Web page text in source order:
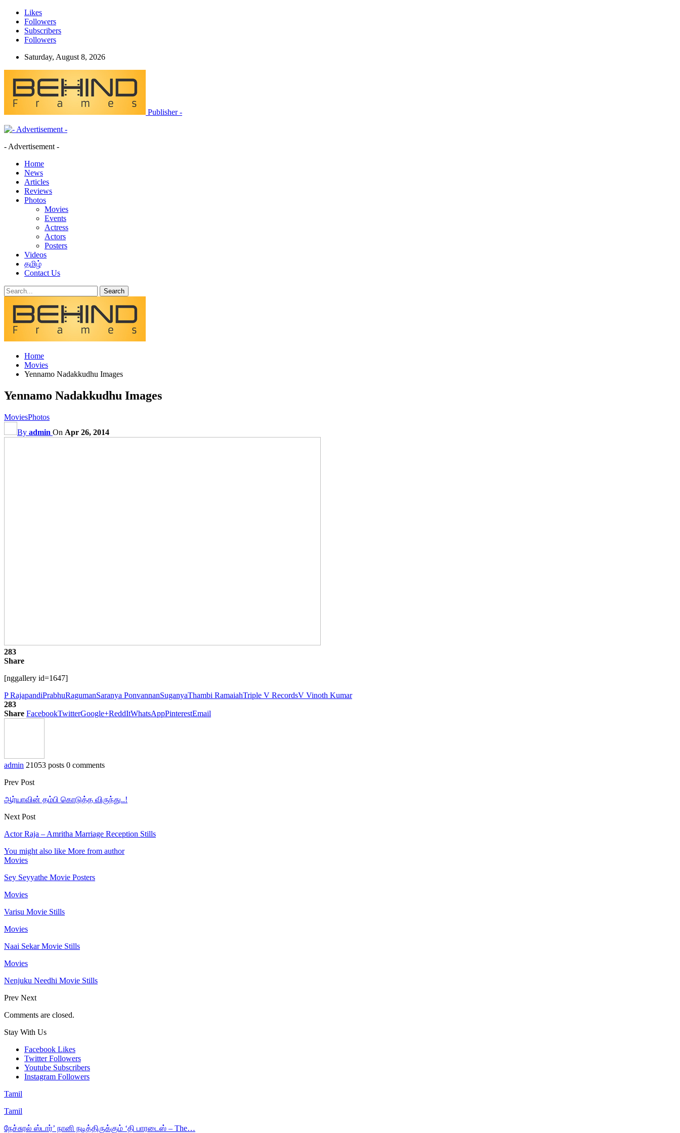
Likes
Followers
Subscribers
Followers
Saturday, August 8, 2026
Publisher -
- Advertisement -
Home
News
Articles
Reviews
Photos
Movies
Events
Actress
Actors
Posters
Videos
தமிழ்
Contact Us
Home
Movies
Yennamo Nadakkudhu Images
Yennamo Nadakkudhu Images
MoviesPhotos
By admin On Apr 26, 2014
283
Share
[nggallery id=1647]
P RajapandiPrabhuRagumanSaranya PonvannanSuganyaThambi RamaiahTriple V RecordsV Vinoth Kumar
283
Share FacebookTwitterGoogle+ReddItWhatsAppPinterestEmail
admin 21053 posts 0 comments
Prev Post
ஆர்யாவின் தம்பி கொடுத்த விருந்து..!
Next Post
Actor Raja – Amritha Marriage Reception Stills
You might also like More from author
Movies
Sey Seyyathe Movie Posters
Movies
Varisu Movie Stills
Movies
Naai Sekar Movie Stills
Movies
Nenjuku Needhi Movie Stills
Prev Next
Comments are closed.
Stay With Us
Facebook Likes
Twitter Followers
Youtube Subscribers
Instagram Followers
Tamil
Tamil
நேச்சுரல் ஸ்டார்’ நானி நடித்திருக்கும் ‘தி பாரடைஸ் – The…